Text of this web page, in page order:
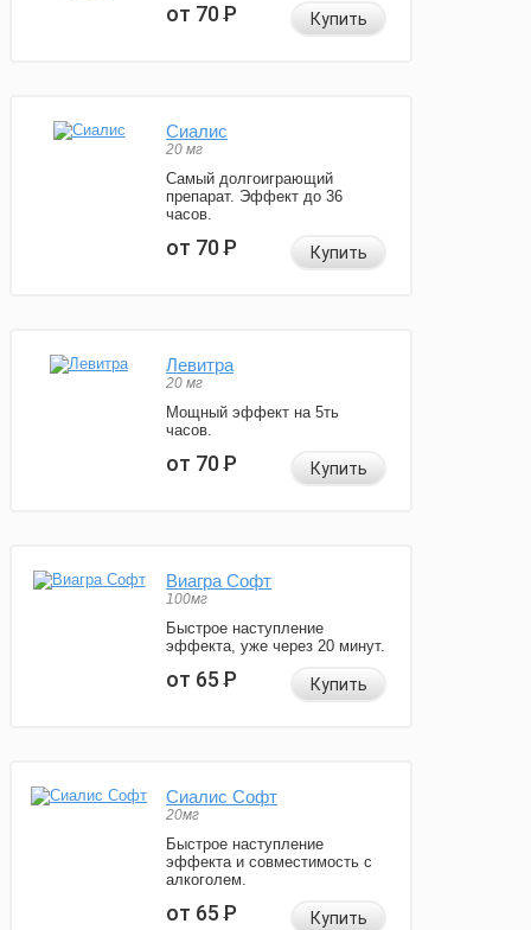
от 70Р Купить
Сиалис
20 мг
Самый долгоиграющий
препарат. Эффект до 36
часов.
от 70Р Купить
Левитра
20 мг
Мощный эффект на 5ть
часов.
от 70Р Купить
Виагра Софт
100мг
Быстрое наступление
эффекта, уже через 20 минут.
от 65Р Купить
Сиалис Софт
20мг
Быстрое наступление
эффекта и совместимость с
алкоголем.
от 65Р Купить